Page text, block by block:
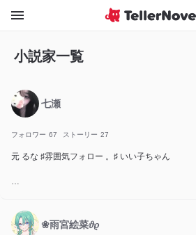
小説家一覧
七瀬
フォロワー 67 ストーリー 27
元 るな ♯雰囲気フォロー 。♯ いい子ちゃん
7/9💍 誰よりも愛してる
❀雨宮絵菜‎𝜗𝜚